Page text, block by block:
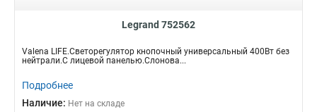
Legrand 752562
Valena LIFE.Светорегулятор кнопочный универсальный 400Вт без
нейтрали.С лицевой панелью.Слонова...
Подробнее
Наличие: Нет на складе